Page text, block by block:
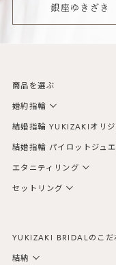
銀座ゆきざき
商品を選ぶ
婚約指輪
結婚指輪 YUKIZAKIオリ
結婚指輪 パイロットジュ
エタニティリング
セットリング
YUKIZAKI BRIDALのこだ
結納